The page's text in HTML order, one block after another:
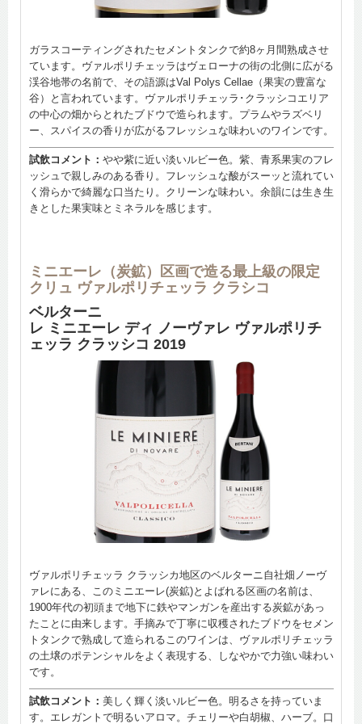
ガラスコーティングされたセメントタンクで約8ヶ月間熟成させ
ています。ヴァルポリチェッラはヴェローナの街の北側に広がる
渓谷地帯の名前で、その語源はVal Polys Cellae（果実の豊富な
谷）と言われています。ヴァルポリチェッラ･クラッシコエリア
の中心の畑からとれたブドウで造られます。プラムやラズベリ
ー、スパイスの香りが広がるフレッシュな味わいのワインです。
試飲コメント： やや紫に近い淡いルビー色。紫、青系果実のフレ
ッシュで親しみのある香り。フレッシュな酸がスーッと流れてい
く滑らかで綺麗な口当たり。クリーンな味わい。余韻には生き生
きとした果実味とミネラルを感じます。
ミニエーレ（炭鉱）区画で造る最上級の限定
クリュ ヴァルポリチェッラ クラシコ
ベルターニ
レ ミニエーレ ディ ノーヴァレ ヴァルポリチ
ェッラ クラッシコ 2019
ヴァルポリチェッラ クラッシカ地区のベルターニ自社畑ノーヴ
ァレにある、このミニエーレ(炭鉱)とよばれる区画の名前は、
1900年代の初頭まで地下に鉄やマンガンを産出する炭鉱があっ
たことに由来します。手摘みで丁寧に収穫されたブドウをセメン
トタンクで熟成して造られるこのワインは、ヴァルポリチェッラ
の土壌のポテンシャルをよく表現する、しなやかで力強い味わい
です。
試飲コメント： 美しく輝く淡いルビー色。明るさを持っていま
す。エレガントで明るいアロマ。チェリーや白胡椒、ハーブ。口